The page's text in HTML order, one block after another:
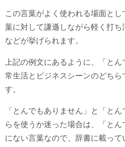
この言葉がよく使われる場面と
葉に対して謙遜しながら軽く打
などが挙げられます。
上記の例文にあるように、「と
常生活とビジネスシーンのどち
す。
「とんでもありません」と「と
らを使うか迷った場合は、「と
にない言葉なので、辞書に載っ